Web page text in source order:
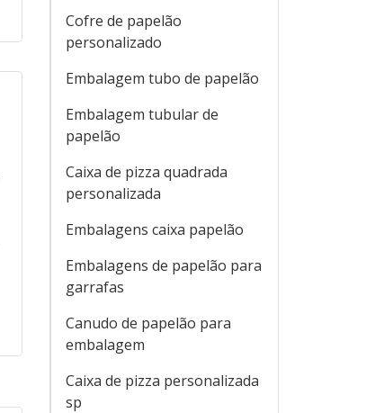
Cofre de papelão
personalizado
Embalagem tubo de papelão
Embalagem tubular de
papelão
Caixa de pizza quadrada
personalizada
Embalagens caixa papelão
Embalagens de papelão para
garrafas
Canudo de papelão para
embalagem
Caixa de pizza personalizada
sp